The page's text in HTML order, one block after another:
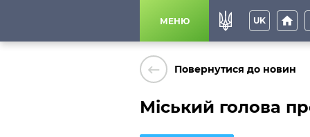
МЕНЮ UK home
keyboard_backspace Повернутися до новин
Міський голова